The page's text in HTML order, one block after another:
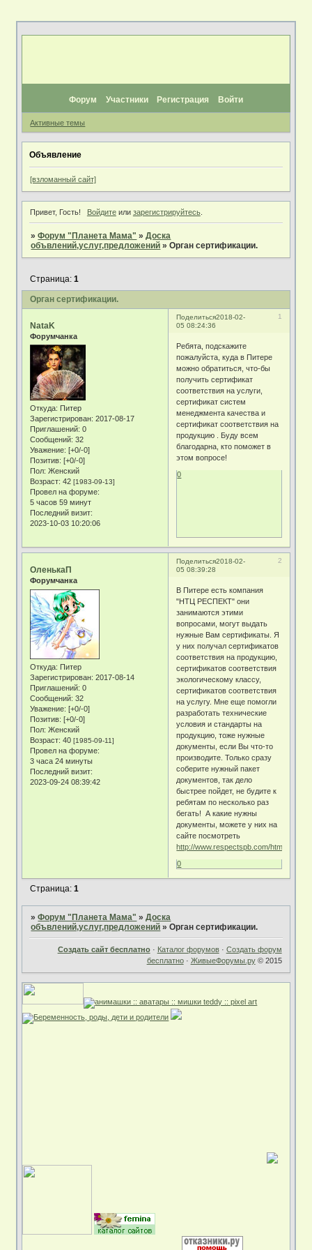
Форум Участники Регистрация Войти
Активные темы
Объявление
[взломанный сайт]
Привет, Гость! Войдитеили зарегистрируйтесь.
»Форум "Планета Мама" »Доска
объвлений,услуг,предложений »Орган сертификации.
Орган сертификации.
Страница:1
Поделиться 1
2018-02-
05 08:24:36
NataK
Форумчанка
Откуда: Питер
Зарегистрирован: 2017-08-17
Приглашений: 0
Сообщений: 32
Уважение: [+0/-0]
Позитив: [+0/-0]
Пол: Женский
Возраст: 42[1983-09-13]
Провел на форуме:
5 часов 59 минут
Последний визит:
2023-10-03 10:20:06
Ребята, подскажите
пожалуйста, куда в Питере
можно обратиться, что-бы
получить сертификат
соответствия на услуги,
сертификат систем
менеджмента качества и
сертификат соответствия на
продукцию . Буду всем
благодарна, кто поможет в
этом вопросе!
0
Поделиться 2
2018-02-
05 08:39:28
ОленькаП
Форумчанка
Откуда: Питер
Зарегистрирован: 2017-08-14
Приглашений: 0
Сообщений: 32
Уважение: [+0/-0]
Позитив: [+0/-0]
Пол: Женский
Возраст: 40[1985-09-11]
Провел на форуме:
3 часа 24 минуты
Последний визит:
2023-09-24 08:39:42
В Питере есть компания
"НТЦ РЕСПЕКТ" они
занимаются этими
вопросами, могут выдать
нужные Вам сертификаты. Я
у них получал сертификатов
соответствия на продукцию,
сертификатов соответствия
экологическому классу,
сертификатов соответствия
на услугу. Мне еще помогли
разработать технические
условия и стандарты на
продукцию, тоже нужные
документы, если Вы что-то
производите. Только сразу
соберите нужный пакет
документов, так дело
быстрее пойдет, не будите к
ребятам по несколько раз
бегать! А какие нужны
документы, можете у них на
сайте посмотреть
http://www.respectspb.com/html/ru/
0
Страница:1
»Форум "Планета Мама" »Доска
объвлений,услуг,предложений »Орган сертификации.
Создать сайт бесплатно· Каталог форумов· Создать форум
бесплатно· ЖивыеФорумы.ру© 2015